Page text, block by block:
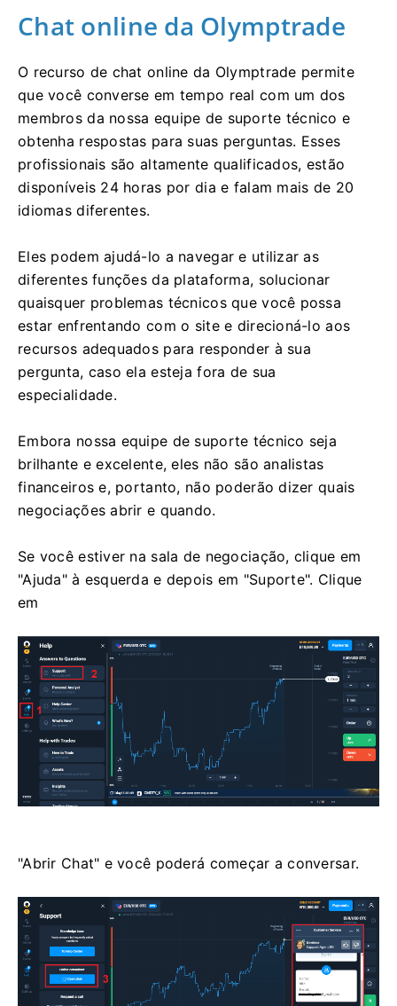
Chat online da Olymptrade
O recurso de chat online da Olymptrade permite
que você converse em tempo real com um dos
membros da nossa equipe de suporte técnico e
obtenha respostas para suas perguntas. Esses
profissionais são altamente qualificados, estão
disponíveis 24 horas por dia e falam mais de 20
idiomas diferentes.
Eles podem ajudá-lo a navegar e utilizar as
diferentes funções da plataforma, solucionar
quaisquer problemas técnicos que você possa
estar enfrentando com o site e direcioná-lo aos
recursos adequados para responder à sua
pergunta, caso ela esteja fora de sua
especialidade.
Embora nossa equipe de suporte técnico seja
brilhante e excelente, eles não são analistas
financeiros e, portanto, não poderão dizer quais
negociações abrir e quando.
Se você estiver na sala de negociação, clique em
"Ajuda" à esquerda e depois em "Suporte". Clique
em
"Abrir Chat" e você poderá começar a conversar.